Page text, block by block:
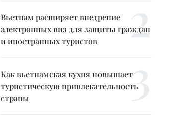
Вьетнам расширяет внедрение
электронных виз для защиты граждан
и иностранных туристов
Как вьетнамская кухня повышает
туристическую привлекательность
страны